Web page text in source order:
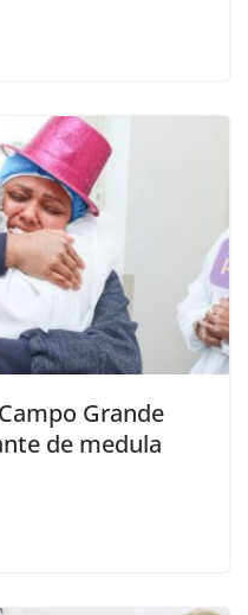
Grande
de medula